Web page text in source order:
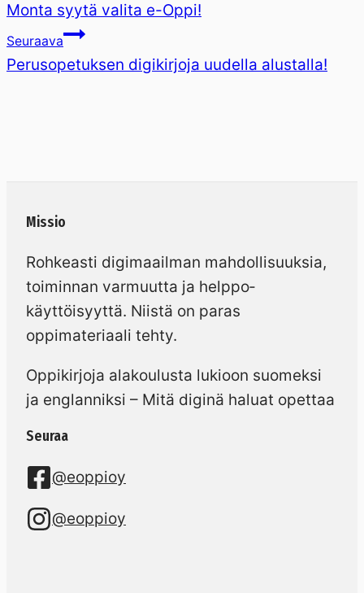
Monta syytä valita e-Oppi!
Seuraava
Perusopetuksen digikirjoja uudella alustalla!
Missio
Rohkeasti digimaailman mahdollisuuksia,
toiminnan varmuutta ja helppo­
käyttöisyyttä. Niistä on paras
oppimateriaali tehty.
Oppikirjoja alakoulusta lukioon suomeksi
ja englanniksi – Mitä diginä haluat opettaa
Seuraa
@eoppioy
@eoppioy